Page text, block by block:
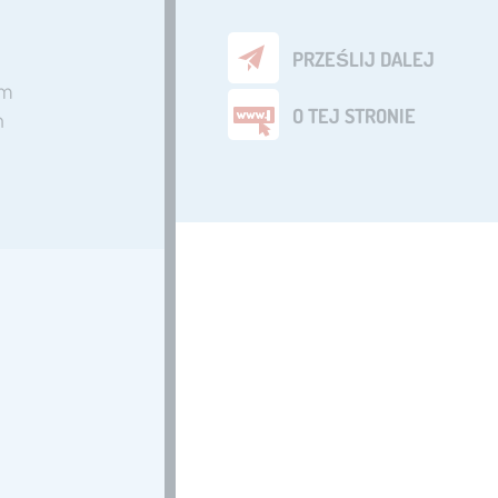
PRZEŚLIJ DALEJ
O TEJ STRONIE